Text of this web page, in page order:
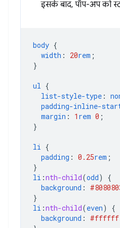
इसके बाद, पॉप-अप को
body {
width : 20rem ;
}
ul {
list-style-type :
padding-inline-
margin : 1 rem 0 ;
}
li {
padding : 0.25rem ;
}
li :nth-child(odd)
{
background : #808080
}
li :nth-child(even)
{
background : #ffffff